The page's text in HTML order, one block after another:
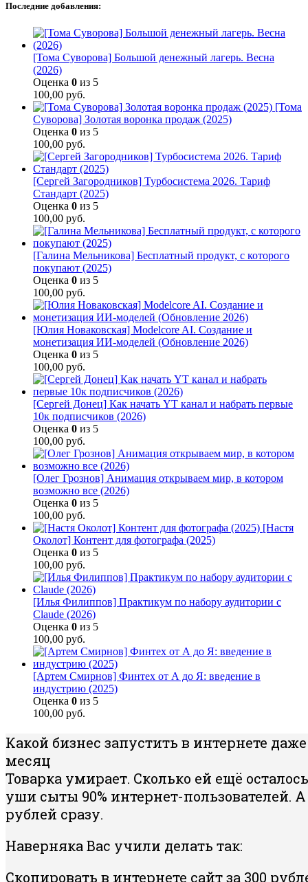
Последние добавления:
[Тома Суворова] Большой денежный лагерь. Весна
(2026)
Оценка 0 из 5
100,00 руб.
[Тома
Суворова] Золотая воронка продаж (2025)
Оценка 0 из 5
100,00 руб.
[Сергей Загородников] Турбосистема 2026. Тариф
Стандарт (2025)
Оценка 0 из 5
100,00 руб.
[Галина Мельникова] Бесплатный продукт, с которого
покупают (2025)
Оценка 0 из 5
100,00 руб.
[Юлия Новаковская] Modelcore AI. Создание и
монетизация ИИ-моделей (Обновление 2026)
Оценка 0 из 5
100,00 руб.
[Сергей Донец] Как начать YT канал и набрать первые
10к подписчиков (2026)
Оценка 0 из 5
100,00 руб.
[Олег Грознов] Анимация открываем мир, в котором
возможно все (2026)
Оценка 0 из 5
100,00 руб.
[Настя
Околот] Контент для фотографа (2025)
Оценка 0 из 5
100,00 руб.
[Илья Филиппов] Практикум по набору аудитории с
Claude (2026)
Оценка 0 из 5
100,00 руб.
[Артем Смирнов] Финтех от А до Я: введение в
индустрию (2025)
Оценка 0 из 5
100,00 руб.
Какой бизнес запустить в интернете
месяц
Товарка умирает. Сколько ей ещё
уши сыты 90% интернет-
рублей сразу.
Наверняка Вас учили делать так:
Скопировать в интернете сайт за 300